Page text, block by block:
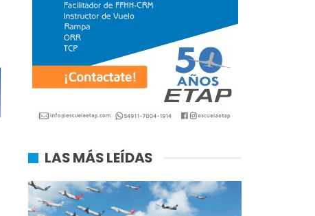
LAS MÁS LEÍDAS